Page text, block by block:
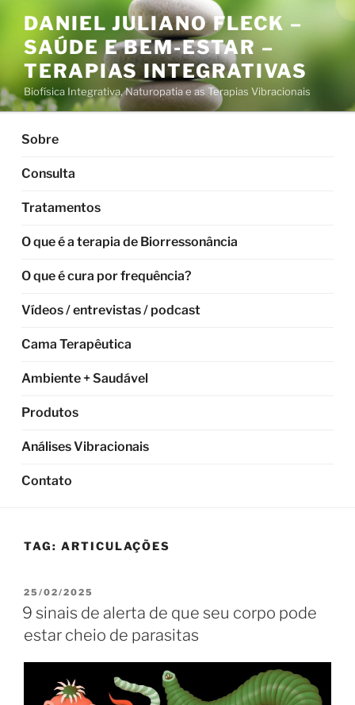
conteúdo
DANIEL JULIANO FLECK –
SAÚDE E BEM-ESTAR –
TERAPIAS INTEGRATIVAS
Biofísica Integrativa, Naturopatia e as Terapias Vibracionais
Sobre
Consulta
Tratamentos
O que é a terapia de Biorressonância
O que é cura por frequência?
Vídeos / entrevistas / podcast
Cama Terapêutica
Ambiente + Saudável
Produtos
Análises Vibracionais
Contato
TAG: ARTICULAÇÕES
PUBLICADO
EM
25/02/2025
9 sinais de alerta de que seu corpo pode
estar cheio de parasitas